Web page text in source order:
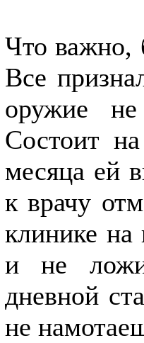
Что важно,
Все
оружие
Состоит
месяца ей
к врачу
клинике
и не
дневной
не